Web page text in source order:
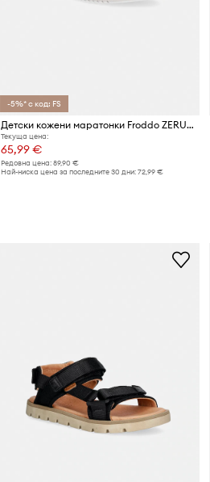
-5%* с код: FS
Детски кожени маратонки Froddo ZERU LOOP BAREFOOT
Текуща цена:
65,99 €
Редовна цена: 89,90 €
Най-ниска цена за последните 30 дни: 72,99 €